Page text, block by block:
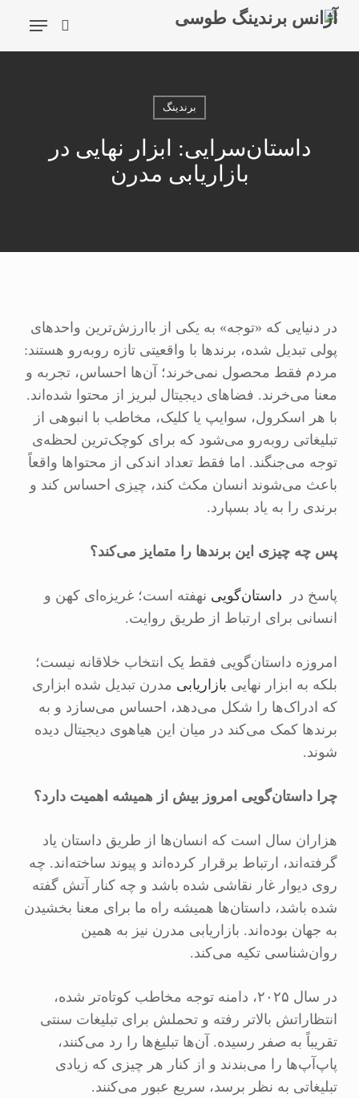
کشیدگی
ردیف
و
فهرست
برندینگ
داستان‌سرایی: ابزار نهایی در
بازاریابی مدرن
در دنیایی که «توجه» به یکی از باارزش‌ترین واحدهای
پولی تبدیل شده، برندها با واقعیتی تازه روبه‌رو هستند:
مردم فقط محصول نمی‌خرند؛ آن‌ها احساس، تجربه و
معنا می‌خرند. فضاهای دیجیتال لبریز از محتوا شده‌اند.
با هر اسکرول، سوایپ یا کلیک، مخاطب با انبوهی از
تبلیغاتی روبه‌رو می‌شود که برای کوچک‌ترین لحظه‌ی
توجه می‌جنگند. اما فقط تعداد اندکی از محتواها واقعاً
باعث می‌شوند انسان مکث کند، چیزی احساس کند و
برندی را به یاد بسپارد.
پس چه چیزی این برندها را متمایز می‌کند؟
پاسخ در داستان‌گویی نهفته است؛ غریزه‌ای کهن و
انسانی برای ارتباط از طریق روایت.
امروزه داستان‌گویی فقط یک انتخاب خلاقانه نیست؛
بلکه به ابزار نهایی بازاریابی مدرن تبدیل شده ابزاری
که ادراک‌ها را شکل می‌دهد، احساس می‌سازد و به
برندها کمک می‌کند در میان این هیاهوی دیجیتال دیده
شوند.
چرا داستان‌گویی امروز بیش از همیشه اهمیت دارد؟
هزاران سال است که انسان‌ها از طریق داستان یاد
گرفته‌اند، ارتباط برقرار کرده‌اند و پیوند ساخته‌اند. چه
روی دیوار غار نقاشی شده باشد و چه کنار آتش گفته
شده باشد، داستان‌ها همیشه راه ما برای معنا بخشیدن
به جهان بوده‌اند. بازاریابی مدرن نیز به همین
روان‌شناسی تکیه می‌کند.
در سال ۲۰۲۵، دامنه توجه مخاطب کوتاه‌تر شده،
انتظاراتش بالاتر رفته و تحملش برای تبلیغات سنتی
تقریباً به صفر رسیده. آن‌ها تبلیغ‌ها را رد می‌کنند،
پاپ‌آپ‌ها را می‌بندند و از کنار هر چیزی که زیادی
تبلیغاتی به نظر برسد، سریع عبور می‌کنند.